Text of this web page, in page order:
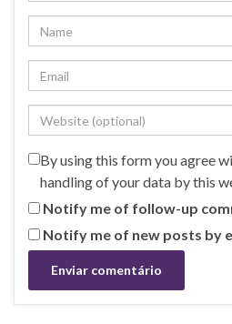
By using this form you agree
handling of your data by this
Notify me of follow-up
Notify me of new posts by